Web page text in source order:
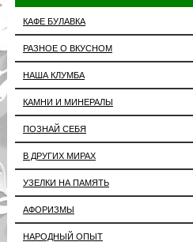
КАФЕ БУЛАВКА
РАЗНОЕ О ВКУСНОМ
НАША КЛУМБА
КАМНИ И МИНЕРАЛЫ
ПОЗНАЙ СЕБЯ
В ДРУГИХ МИРАХ
УЗЕЛКИ НА ПАМЯТЬ
АФОРИЗМЫ
НАРОДНЫЙ ОПЫТ